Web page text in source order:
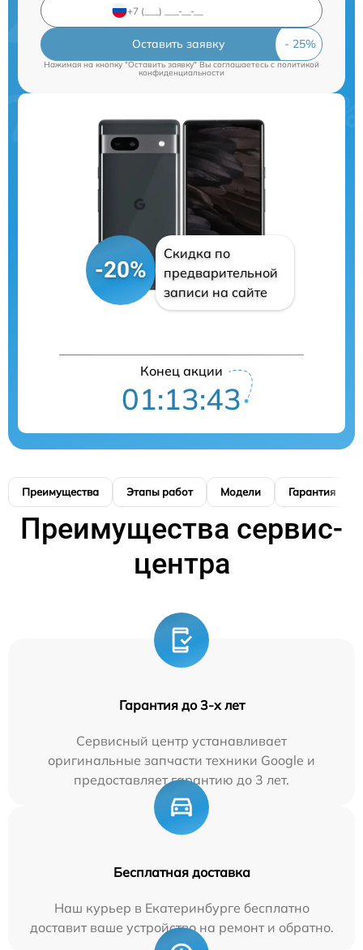
Оставить заявку
Нажимая на кнопку "Оставить заявку" Вы соглашаетесь c политикой
конфиденциальности
-20%
Скидка по
предварительной
записи на сайте
Конец акции
01:13:41
Преимущества Этапы работ Модели Гарантия
Преимущества сервис-
центра
Гарантия до 3-х лет
Сервисный центр устанавливает
оригинальные запчасти техники Google и
предоставляет гарантию до 3 лет.
Бесплатная доставка
Наш курьер в Екатеринбурге бесплатно
доставит ваше устройство на ремонт и обратно.